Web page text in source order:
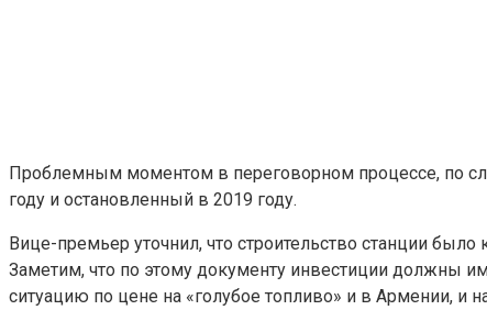
Проблемным моментом в переговорном процессе, по
году и остановленный в 2019 году.
Вице-премьер уточнил, что строительство станции
Заметим, что по этому документу инвестиции должны
ситуацию по цене на «голубое топливо» и в Армении, и